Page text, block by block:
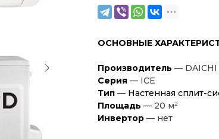
ОСНОВНЫЕ
Производитель — DAICHI
Серия — ICE
Тип — Настенная сплит-
Площадь — 20 м²
Инвертор — нет